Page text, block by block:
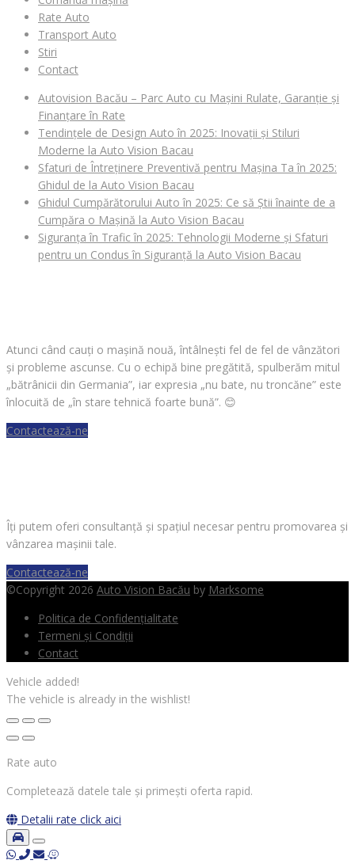
Rate Auto
Transport Auto
Stiri
Contact
Autovision Bacău – Parc Auto cu Mașini Rulate, Garanție și
Finanțare în Rate
Tendințele de Design Auto în 2025: Inovații și Stiluri
Moderne la Auto Vision Bacau
Sfaturi de Întreținere Preventivă pentru Mașina Ta în 2025:
Ghidul de la Auto Vision Bacau
Ghidul Cumpărătorului Auto în 2025: Ce să Știi înainte de a
Cumpăra o Mașină la Auto Vision Bacau
Siguranța în Trafic în 2025: Tehnologii Moderne și Sfaturi
pentru un Condus în Siguranță la Auto Vision Bacau
Atunci când cauți o mașină nouă, întâlnești fel de fel de vânzători
și probleme ascunse. Cu o echipă bine pregătită, spulberăm mitul
„bătrânicii din Germania”, iar expresia „nu bate, nu troncăne” este
înlocuită de „în stare tehnică foarte bună”. 😊
Contactează-ne
Îți putem oferi consultanță și spațiul necesar pentru promovarea și
vânzarea mașinii tale.
Contactează-ne
©Copyright 2026 Auto Vision Bacău by Marksome
Politica de Confidențialitate
Termeni și Condiții
Contact
Vehicle added!
The vehicle is already in the wishlist!
Rate auto
Completează datele tale și primești oferta rapid.
Detalii rate click aici